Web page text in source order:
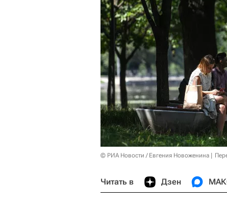
© РИА Новости / Евгения Новоженина
Читать в Дзен